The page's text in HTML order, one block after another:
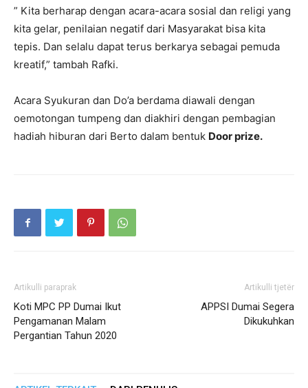
” Kita berharap dengan acara-acara sosial dan religi yang
kita gelar, penilaian negatif dari Masyarakat bisa kita
tepis. Dan selalu dapat terus berkarya sebagai pemuda
kreatif,” tambah Rafki.
Acara Syukuran dan Do’a berdama diawali dengan
oemotongan tumpeng dan diakhiri dengan pembagian
hadiah hiburan dari Berto dalam bentuk Door prize.
Artikulli paraprak
Koti MPC PP Dumai Ikut
Pengamanan Malam
Pergantian Tahun 2020
Artikulli tjetër
APPSI Dumai Segera
Dikukuhkan